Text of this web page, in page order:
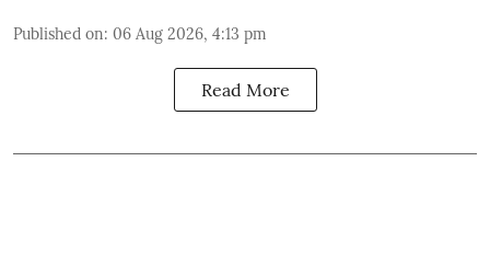
Published on: 06 Aug 2026, 4:13 pm
Read More